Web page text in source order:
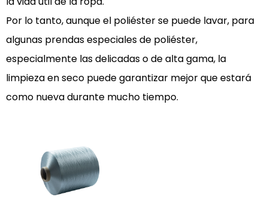
Por lo tanto, aunque el poliéster se puede lavar, para
algunas prendas especiales de poliéster,
especialmente las delicadas o de alta gama, la
limpieza en seco puede garantizar mejor que estará
como nueva durante mucho tiempo.